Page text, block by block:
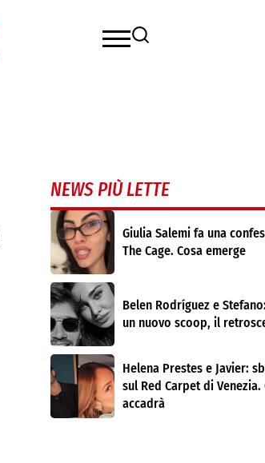
NEWS PIÙ LETTE
Giulia Salemi fa una
The Cage. Cosa emerge
Belen Rodríguez e
un nuovo scoop, il
Helena Prestes e Javier:
sul Red Carpet di Venezia.
accadrà